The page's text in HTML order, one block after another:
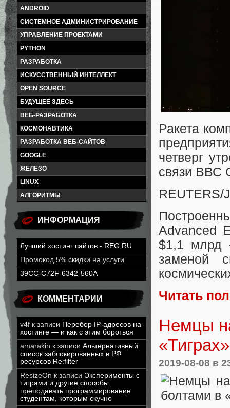
ANDROID
СИСТЕМНОЕ АДМИНИСТРИРОВАНИЕ
УПРАВЛЕНИЕ ПРОЕКТАМИ
PYTHON
РАЗРАБОТКА
ИСКУССТВЕННЫЙ ИНТЕЛЛЕКТ
OPEN SOURCE
БУДУЩЕЕ ЗДЕСЬ
ВЕБ-РАЗРАБОТКА
КОСМОНАВТИКА
РАЗРАБОТКА ВЕБ-САЙТОВ
GOOGLE
ЖЕЛЕЗО
LINUX
АЛГОРИТМЫ
ИНФОРМАЦИЯ
Лучший хостинг сайтов - REG.RU
Промокод 5% скидки на услуги
39CC-C72F-6342-560A
КОММЕНТАРИИ
v4f к записи Перебор IP-адресов на
хостинге — и как с этим бороться
amarakin к записи Альтернативный
список заблокированных в РФ
ресурсов Re:filter
ResizeOn к записи Эксперименты с
тиграми и другие способы
преподавать программирование
студентам, которым скучно
Ракета
четверг
связи ВВС
REUTERS/
Advanced
$1,1 млрд
заменой
Читать
Немцы
«Тиграх»
2019-08-08 в